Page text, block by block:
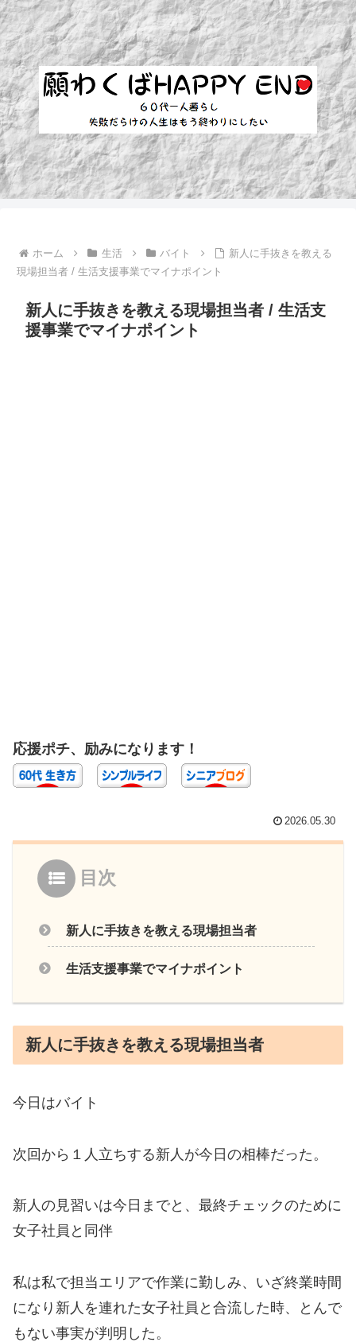
ホーム 生活 バイト
新人に手抜きを教える
現場担当者 / 生活支援事業でマイナポイント
新人に手抜きを教える現場担当者 / 生活支
援事業でマイナポイント
応援ポチ、励みになります！
2026.05.30
目次
新人に手抜きを教える現場担当者
生活支援事業でマイナポイント
新人に手抜きを教える現場担当者
今日はバイト
次回から１人立ちする新人が今日の相棒だった。
新人の見習いは今日までと、最終チェックのために
女子社員と同伴
私は私で担当エリアで作業に勤しみ、いざ終業時間
になり新人を連れた女子社員と合流した時、とんで
もない事実が判明した。